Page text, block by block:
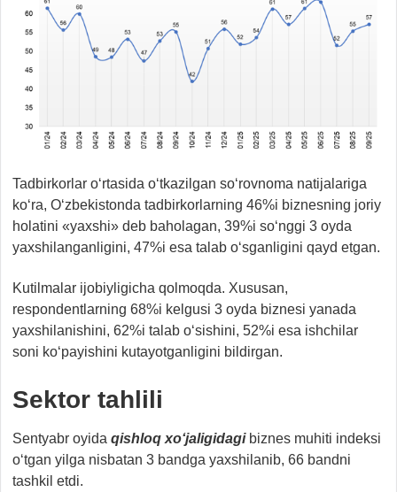
Tadbirkorlar o‘rtasida o‘tkazilgan so‘rovnoma natijalariga
ko‘ra, O‘zbekistonda tadbirkorlarning 46%i biznesning joriy
holatini «yaxshi» deb baholagan, 39%i so‘nggi 3 oyda
yaxshilanganligini, 47%i esa talab o‘sganligini qayd etgan.
Kutilmalar ijobiyligicha qolmoqda. Xususan,
respondentlarning 68%i kelgusi 3 oyda biznesi yanada
yaxshilanishini, 62%i talab o‘sishini, 52%i esa ishchilar
soni ko‘payishini kutayotganligini bildirgan.
Sektor tahlili
Sentyabr oyida qishloq xo‘jaligidagibiznes muhiti indeksi
o‘tgan yilga nisbatan 3 bandga yaxshilanib, 66 bandni
tashkil etdi.